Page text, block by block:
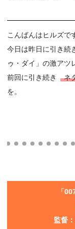
こんばんはヒルズで
今日は昨日に引き続
ゥ・ダイ」の激アツ
前回に引き続き
ネ
を。
「
監督